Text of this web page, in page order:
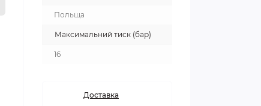
Польща
Максимальний тиск (бар)
16
Доставка